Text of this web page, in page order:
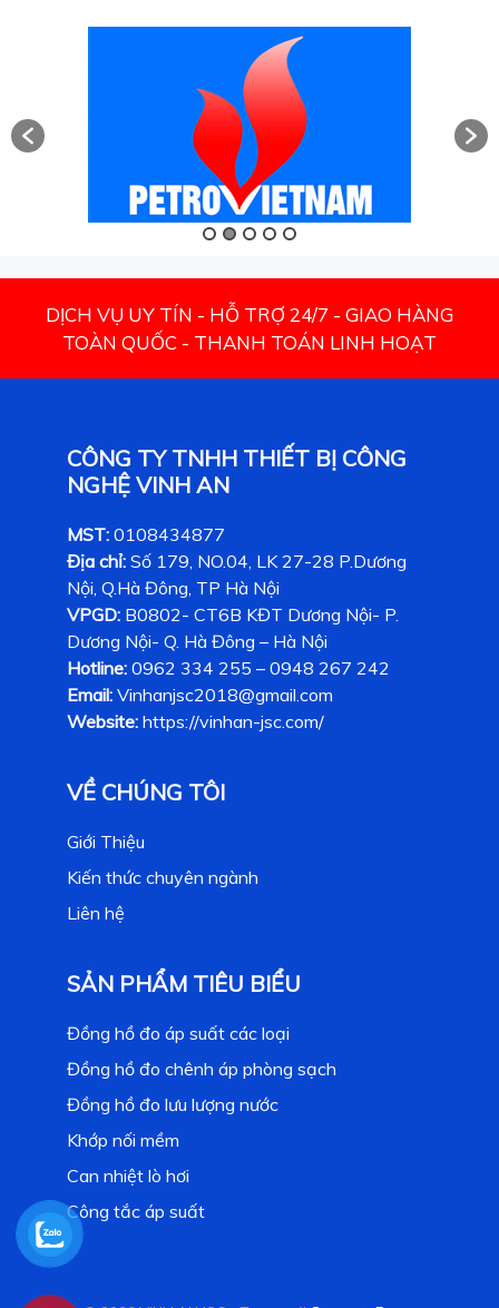
DỊCH VỤ UY TÍN - HỖ TRỢ 24/7 - GIAO HÀNG
TOÀN QUỐC - THANH TOÁN LINH HOẠT
CÔNG TY TNHH THIẾT BỊ CÔNG
NGHỆ VINH AN
MST: 0108434877
Địa chỉ: Số 179, NO.04, LK 27-28 P.Dương
Nội, Q.Hà Đông, TP Hà Nội
VPGD: B0802- CT6B KĐT Dương Nội- P.
Dương Nội- Q. Hà Đông – Hà Nội
Hotline: 0962 334 255 – 0948 267 242
Email: Vinhanjsc2018@gmail.com
Website: https://vinhan-jsc.com/
VỀ CHÚNG TÔI
Giới Thiệu
Kiến thức chuyên ngành
Liên hệ
SẢN PHẨM TIÊU BIỂU
Đồng hồ đo áp suất các loại
Đồng hồ đo chênh áp phòng sạch
Đồng hồ đo lưu lượng nước
Khớp nối mềm
Can nhiệt lò hơi
Công tắc áp suất